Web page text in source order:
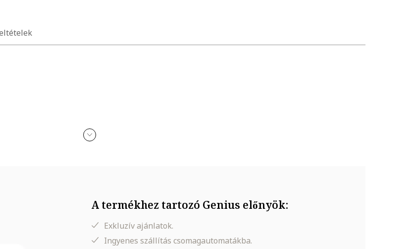
A termékhez tartozó Genius előnyök:
Exkluzív ajánlatok.
Ingyenes szállítás csomagautomatákba.